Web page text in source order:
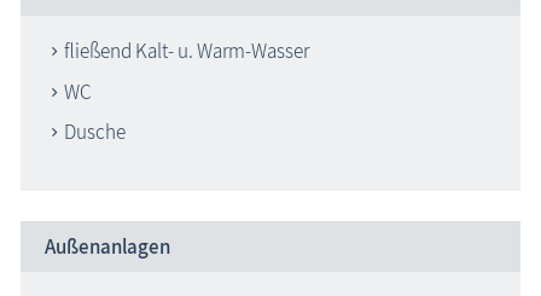
fließend Kalt- u. Warm-Wasser
WC
Dusche
Außenanlagen